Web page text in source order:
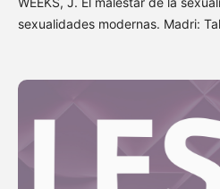
sexualidades modernas. Madri: